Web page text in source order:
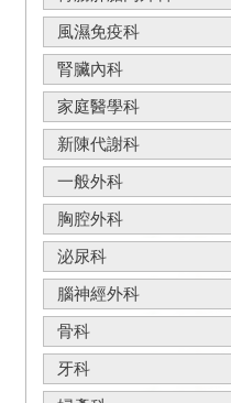
風濕免疫科
腎臟內科
家庭醫學科
新陳代謝科
一般外科
胸腔外科
泌尿科
腦神經外科
骨科
牙科